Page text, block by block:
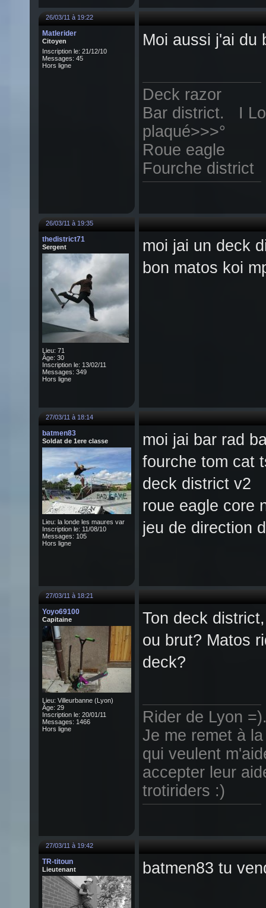
26/03/11 à 19:22
Matlerider
Citoyen
Inscription le: 21/12/10
Messages: 45
Hors ligne
Moi aussi j'ai du
Deck razor
Bar district. I
plaqué>>>°
Roue eagle
Fourche district
26/03/11 à 19:35
thedistrict71
Sergent
Lieu: 71
Âge: 30
Inscription le: 13/02/11
Messages: 349
Hors ligne
moi jai un deck
bon matos koi
27/03/11 à 18:14
batmen83
Soldat de 1ere classe
Lieu: la londe les maures var
Inscription le: 11/08/10
Messages: 105
Hors ligne
moi jai bar rad
fourche tom cat
deck district v2
roue eagle core
jeu de direction
27/03/11 à 18:21
Yoyo69100
Capitaine
Lieu: Villeurbanne (Lyon)
Âge: 29
Inscription le: 20/01/11
Messages: 1466
Hors ligne
Ton deck
ou brut? Matos
deck?
Rider de Lyon
Je me remet à
qui veulent
accepter leur
trotiriders :)
27/03/11 à 19:42
TR-titoun
Lieutenant batmen83 tu